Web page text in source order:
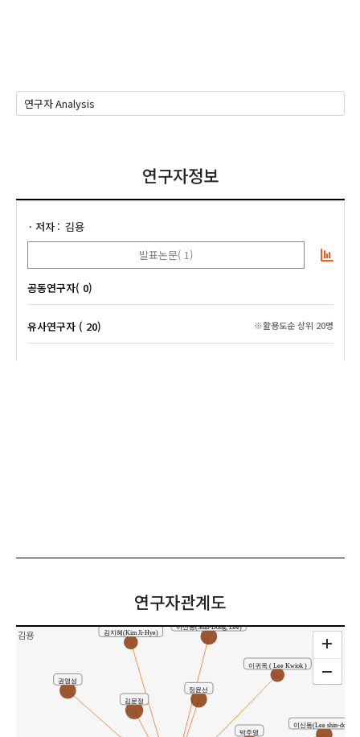
연구자정보
저자
김용
발표논문( 1)
공동연구자( 0)
유사연구자 ( 20) ※활용도순 상위 20명
연구자관계도
김용
권영성
김문정
김지혜(Kim Ji-Hye)
박주영
이귀옥 ( Lee Kwiok )
이신동(Lee shin-dong)
이신동(Shin-Dong, Lee)
정윤선